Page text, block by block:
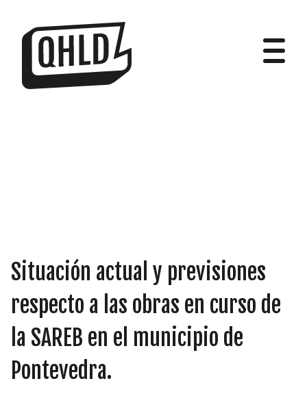
INICIATIVAS
Situación actual y previsiones
respecto a las obras en curso de
la SAREB en el municipio de
Pontevedra.